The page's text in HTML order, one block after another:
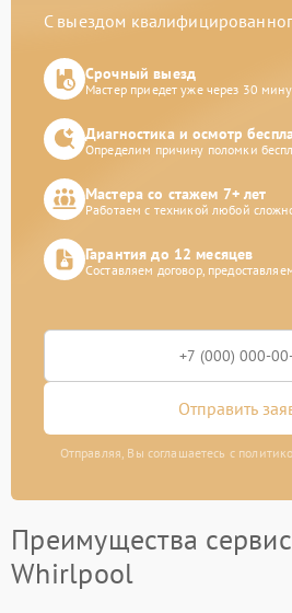
С выездом
Срочный выезд
Мастер приедет уже через 30
Диагностика и осмотр
Определим причину поломки
Мастера со стажем 7+ лет
Работаем с техникой любой
Гарантия до 12 месяцев
Составляем договор,
Отправить
Отправляя, Вы соглашаетесь с
Преимущества
Whirlpool